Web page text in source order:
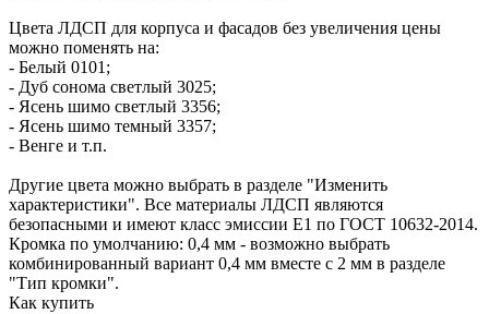
Цвета ЛДСП для корпуса и фасадов без увеличения цены
можно поменять на:
- Белый 0101;
- Дуб сонома светлый 3025;
- Ясень шимо светлый 3356;
- Ясень шимо темный 3357;
- Венге и т.п.
Другие цвета можно выбрать в разделе "Изменить
характеристики". Все материалы ЛДСП являются
безопасными и имеют класс эмиссии Е1 по ГОСТ 10632-2014.
Кромка по умолчанию: 0,4 мм - возможно выбрать
комбинированный вариант 0,4 мм вместе с 2 мм в разделе
"Тип кромки".
Как купить